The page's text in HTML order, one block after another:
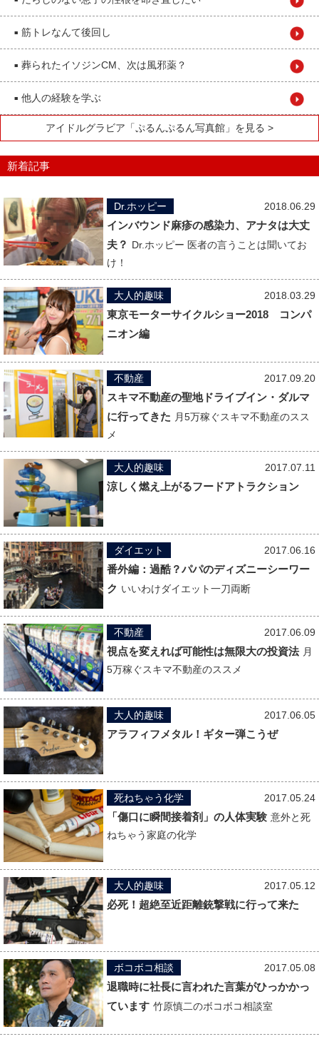
■ 筋トレなんて後回し
■ 葬られたイソジンCM、次は風邪薬？
■ 他人の経験を学ぶ
アイドルグラビア「ぷるんぷるん写真館」を見る >
新着記事
2018.06.29
Dr.ホッピー
インバウンド麻疹の感染力、アナタは大丈
夫？ Dr.ホッピー 医者の言うことは聞いてお
け！
2018.03.29
大人的趣味
東京モーターサイクルショー2018 コンパ
ニオン編
2017.09.20
不動産
スキマ不動産の聖地ドライブイン・ダルマ
に行ってきた 月5万稼ぐスキマ不動産のスス
メ
2017.07.11
大人的趣味
涼しく燃え上がるフードアトラクション
2017.06.16
ダイエット
番外編：過酷？パパのディズニーシーワー
ク いいわけダイエット一刀両断
2017.06.09
不動産
視点を変えれば可能性は無限大の投資法 月
5万稼ぐスキマ不動産のススメ
2017.06.05
大人的趣味
アラフィフメタル！ギター弾こうぜ
2017.05.24
死ねちゃう化学
「傷口に瞬間接着剤」の人体実験 意外と死
ねちゃう家庭の化学
2017.05.12
大人的趣味
必死！超絶至近距離銃撃戦に行って来た
2017.05.08
ボコボコ相談
退職時に社長に言われた言葉がひっかかっ
ています 竹原慎二のボコボコ相談室